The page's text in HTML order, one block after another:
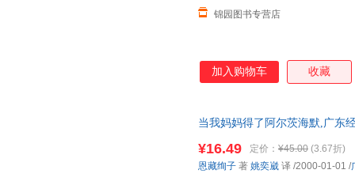
锦园图书专营店
加入购物车 收藏
当我妈妈得了阿尔茨海默,广东
¥16.49 定价： ¥45.00 (3.67折)
恩藏绚子 著 姚奕崴 译 /2000-01-01 /